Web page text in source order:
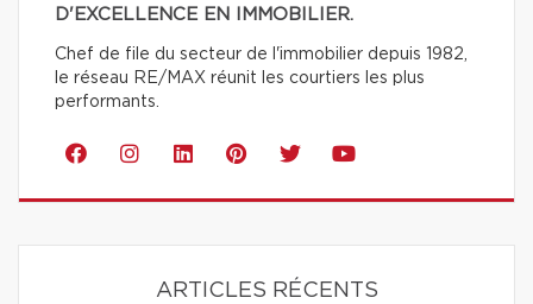
D'EXCELLENCE EN IMMOBILIER.
Chef de file du secteur de l'immobilier depuis 1982,
le réseau RE/MAX réunit les courtiers les plus
performants.
ARTICLES RÉCENTS